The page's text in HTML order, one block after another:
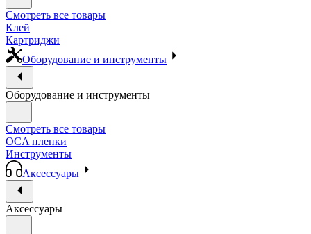
Смотреть все товары
Клей
Картриджи
Оборудование и инструменты
Оборудование и инструменты
Смотреть все товары
OCA пленки
Инструменты
Аксессуары
Аксессуары